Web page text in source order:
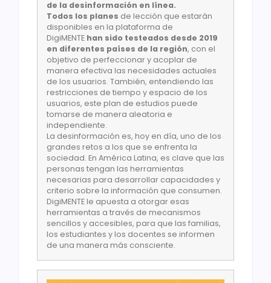
de la desinformación en línea.
Todos los planes de lección que estarán
disponibles en la plataforma de
DigiMENTE han sido testeados desde 2019
en diferentes países de la región, con el
objetivo de perfeccionar y acoplar de
manera efectiva las necesidades actuales
de los usuarios. También, entendiendo las
restricciones de tiempo y espacio de los
usuarios, este plan de estudios puede
tomarse de manera aleatoria e
independiente.
La desinformación es, hoy en día, uno de los
grandes retos a los que se enfrenta la
sociedad. En América Latina, es clave que las
personas tengan las herramientas
necesarias para desarrollar capacidades y
criterio sobre la información que consumen.
DigiMENTE le apuesta a otorgar esas
herramientas a través de mecanismos
sencillos y accesibles, para que las familias,
los estudiantes y los docentes se informen
de una manera más consciente.